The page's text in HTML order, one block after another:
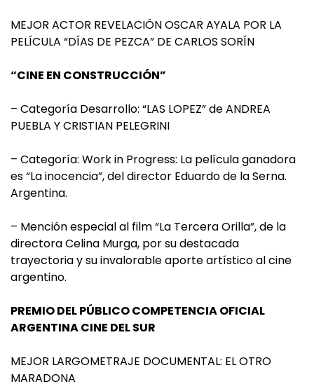
MEJOR ACTOR REVELACIÓN OSCAR AYALA POR LA
PELÍCULA “DÍAS DE PEZCA” DE CARLOS SORÍN
“CINE EN CONSTRUCCIÓN”
– Categoría Desarrollo: “LAS LOPEZ” de ANDREA
PUEBLA Y CRISTIAN PELEGRINI
– Categoría: Work in Progress: La película ganadora
es “La inocencia”, del director Eduardo de la Serna.
Argentina.
– Mención especial al film “La Tercera Orilla”, de la
directora Celina Murga, por su destacada
trayectoria y su invalorable aporte artístico al cine
argentino.
PREMIO DEL PÚBLICO COMPETENCIA OFICIAL
ARGENTINA CINE DEL SUR
MEJOR LARGOMETRAJE DOCUMENTAL: EL OTRO
MARADONA